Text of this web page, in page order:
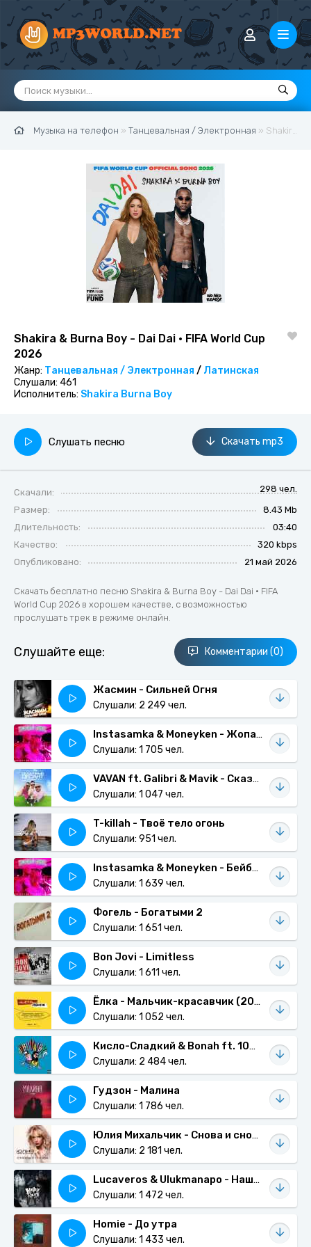
Музыка на телефон » Танцевальная / Электронная » Shakira & Burna Boy - Dai Dai • FIFA World Cup 2026
Shakira & Burna Boy - Dai Dai • FIFA World Cup
2026
Жанр: Танцевальная / Электронная / Латинская
Слушали: 461
Исполнитель: Shakira Burna Boy
Слушать песню Скачать mp3
Скачали:
298 чел.
Размер:
8.43 Mb
Длительность:
03:40
Качество:
320 kbps
Опубликовано:
21 май 2026
Скачать бесплатно песню Shakira & Burna Boy - Dai Dai • FIFA
World Cup 2026 в хорошем качестве, с возможностью
прослушать трек в режиме онлайн.
Слушайте еще: Комментарии (0)
Жасмин - Сильней Огня
Слушали: 2 249 чел.
Instasamka & Moneyken - Жопа Джуси
Слушали: 1 705 чел.
VAVAN ft. Galibri & Mavik - Сказочный десант
Слушали: 1 047 чел.
T-killah - Твоё тело огонь
Слушали: 951 чел.
Instasamka & Moneyken - Бейби лёд
Слушали: 1 639 чел.
Фогель - Богатыми 2
Слушали: 1 651 чел.
Bon Jovi - Limitless
Слушали: 1 611 чел.
Ёлка - Мальчик-красавчик (2021)
Слушали: 1 052 чел.
Кисло-Сладкий & Bonah ft. 104 - Веселее Всех
Слушали: 2 484 чел.
Гудзон - Малина
Слушали: 1 786 чел.
Юлия Михальчик - Снова и снова
Слушали: 2 181 чел.
Lucaveros & Ulukmanapo - Наши голоса
Слушали: 1 472 чел.
Homie - До утра
Слушали: 1 433 чел.